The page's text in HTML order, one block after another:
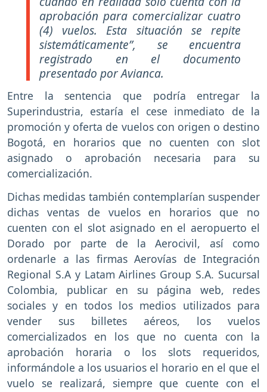
aprobación para comercializar cuatro
(4) vuelos. Esta situación se repite
sistemáticamente”, se encuentra
registrado en el documento
presentado por Avianca.
Entre la sentencia que podría entregar la
Superindustria, estaría el cese inmediato de la
promoción y oferta de vuelos con origen o destino
Bogotá, en horarios que no cuenten con slot
asignado o aprobación necesaria para su
comercialización.
Dichas medidas también contemplarían suspender
dichas ventas de vuelos en horarios que no
cuenten con el slot asignado en el aeropuerto el
Dorado por parte de la Aerocivil, así como
ordenarle a las firmas Aerovías de Integración
Regional S.A y Latam Airlines Group S.A. Sucursal
Colombia, publicar en su página web, redes
sociales y en todos los medios utilizados para
vender sus billetes aéreos, los vuelos
comercializados en los que no cuenta con la
aprobación horaria o los slots requeridos,
informándole a los usuarios el horario en el que el
vuelo se realizará, siempre que cuente con el